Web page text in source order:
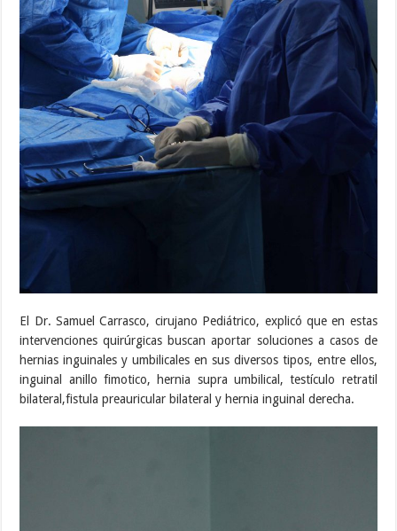
El Dr. Samuel Carrasco, cirujano Pediátrico, explicó que en estas
intervenciones quirúrgicas buscan aportar soluciones a casos de
hernias inguinales y umbilicales en sus diversos tipos, entre ellos,
inguinal anillo fimotico, hernia supra umbilical, testículo retratil
bilateral,fistula preauricular bilateral y hernia inguinal derecha.